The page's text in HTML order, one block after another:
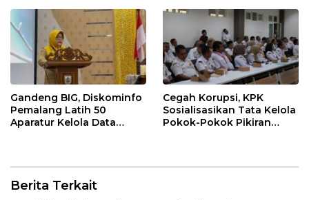
Gandeng BIG, Diskominfo
Pemalang Latih 50
Aparatur Kelola Data
Cegah Korupsi, KPK
Sosialisasikan Tata Kelola
Pokok-Pokok Pikiran
Berita Terkait